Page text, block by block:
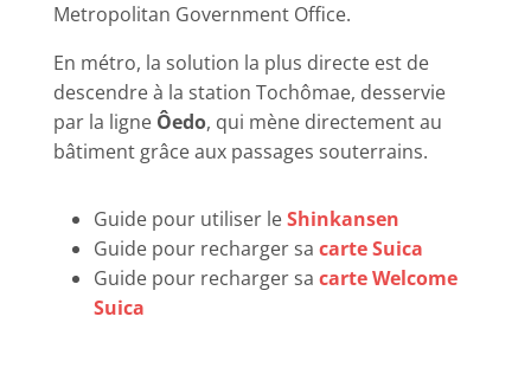
Metropolitan Government Office.
En métro, la solution la plus directe est de
descendre à la station Tochômae, desservie
par la ligne Ôedo, qui mène directement au
bâtiment grâce aux passages souterrains.
Guide pour utiliser leShinkansen
Guide pour recharger sa carte Suica
Guide pour recharger sa carte Welcome
Suica